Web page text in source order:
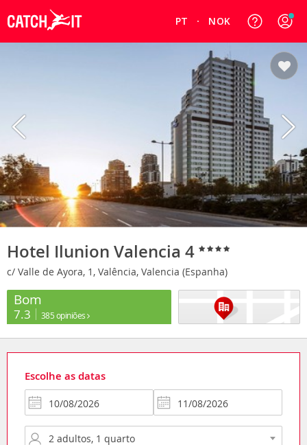
PT NOK
Hotel Ilunion Valencia 4
c/ Valle de Ayora, 1, Valência, Valencia (Espanha)
Bom
7.3 385 opiniões
Escolhe as datas